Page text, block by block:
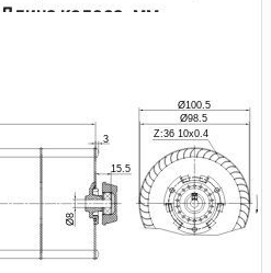
Длина колеса, мм